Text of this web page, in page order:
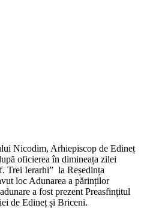
Nicodim, Arhiepiscop de Edineț
oficierea în dimineața zilei
Trei Ierarhi” la Reședința
loc Adunarea a părinților
a fost prezent Preasfințitul
de Edineț și Briceni.